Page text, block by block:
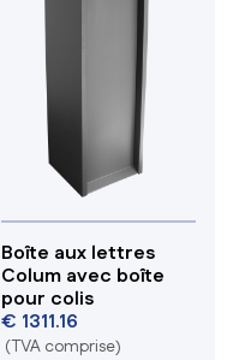
Boîte aux lettres
Colum avec boîte
pour colis
€ 1311.16
(TVA comprise)